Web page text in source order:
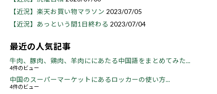
【近況】楽天お買い物マラソン 2023/07/05
【近況】あっという間1日終わる 2023/07/04
最近の人気記事
牛肉、豚肉、鶏肉、羊肉ににあたる中国語をまとめてみた...
4件のビュー
中国のスーパーマーケットにあるロッカーの使い方...
4件のビュー